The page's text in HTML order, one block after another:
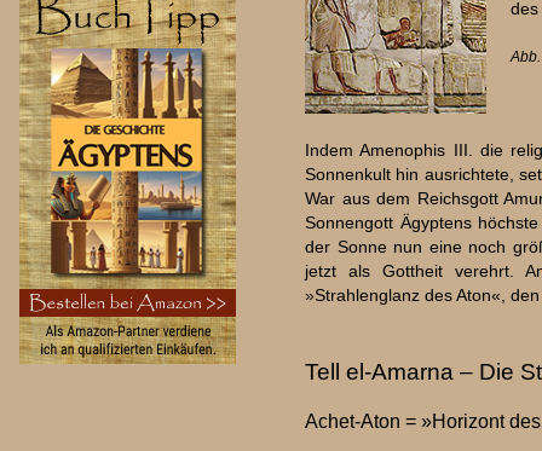
des
Indem Amenophis III. die
Sonnenkult hin ausrichtete,
War aus dem Reichsgott
Sonnengott Ägyptens
der Sonne nun eine noch
jetzt als Gottheit verehrt.
»Strahlenglanz des Aton«,
Tell el-Amarna – Die
Achet-Aton = »Horizont